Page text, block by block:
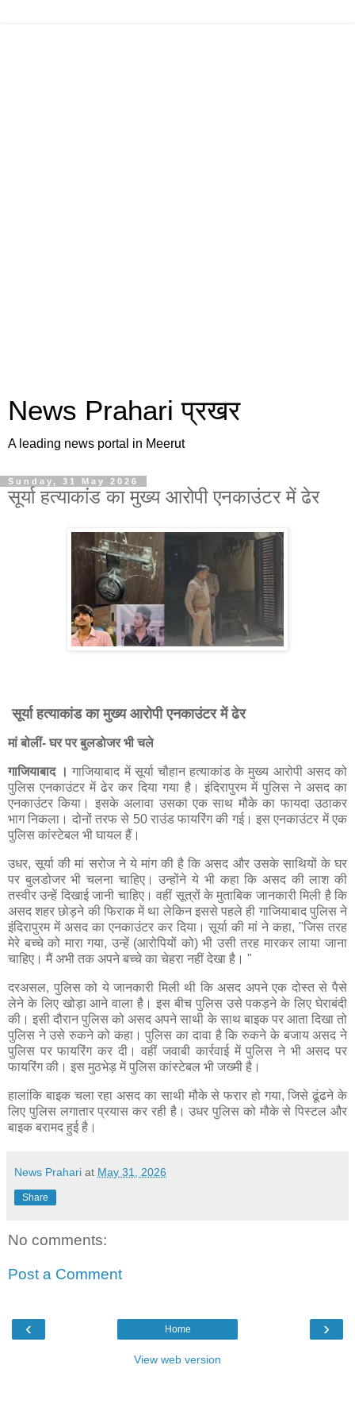
News Prahari प्रखर
A leading news portal in Meerut
Sunday, 31 May 2026
सूर्या हत्याकांड का मुख्य आरोपी एनकाउंटर में ढेर
सूर्या हत्याकांड का मुख्य आरोपी एनकाउंटर में ढेर
मां बोलीं- घर पर बुलडोजर भी चले
गाजियाबाद । गाजियाबाद में सूर्या चौहान हत्याकांड के मुख्य आरोपी असद को
पुलिस एनकाउंटर में ढेर कर दिया गया है। इंदिरापुरम में पुलिस ने असद का
एनकाउंटर किया। इसके अलावा उसका एक साथ मौके का फायदा उठाकर
भाग निकला। दोनों तरफ से 50 राउंड फायरिंग की गई। इस एनकाउंटर में एक
पुलिस कांस्टेबल भी घायल हैं।
उधर, सूर्या की मां सरोज ने ये मांग की है कि असद और उसके साथियों के घर
पर बुलडोजर भी चलना चाहिए। उन्होंने ये भी कहा कि असद की लाश की
तस्वीर उन्हें दिखाई जानी चाहिए। वहीं सूत्रों के मुताबिक जानकारी मिली है कि
असद शहर छोड़ने की फिराक में था लेकिन इससे पहले ही गाजियाबाद पुलिस ने
इंदिरापुरम में असद का एनकाउंटर कर दिया। सूर्या की मां ने कहा, "जिस तरह
मेरे बच्चे को मारा गया, उन्हें (आरोपियों को) भी उसी तरह मारकर लाया जाना
चाहिए। मैं अभी तक अपने बच्चे का चेहरा नहीं देखा है। "
दरअसल, पुलिस को ये जानकारी मिली थी कि असद अपने एक दोस्त से पैसे
लेने के लिए खोड़ा आने वाला है। इस बीच पुलिस उसे पकड़ने के लिए घेराबंदी
की। इसी दौरान पुलिस को असद अपने साथी के साथ बाइक पर आता दिखा तो
पुलिस ने उसे रुकने को कहा। पुलिस का दावा है कि रुकने के बजाय असद ने
पुलिस पर फायरिंग कर दी। वहीं जवाबी कार्रवाई में पुलिस ने भी असद पर
फायरिंग की। इस मुठभेड़ में पुलिस कांस्टेबल भी जख्मी है।
हालांकि बाइक चला रहा असद का साथी मौके से फरार हो गया, जिसे ढूंढने के
लिए पुलिस लगातार प्रयास कर रही है। उधर पुलिस को मौके से पिस्टल और
बाइक बरामद हुई है।
News Prahari at May 31, 2026
Share
No comments:
Post a Comment
‹ ›
Home
View web version